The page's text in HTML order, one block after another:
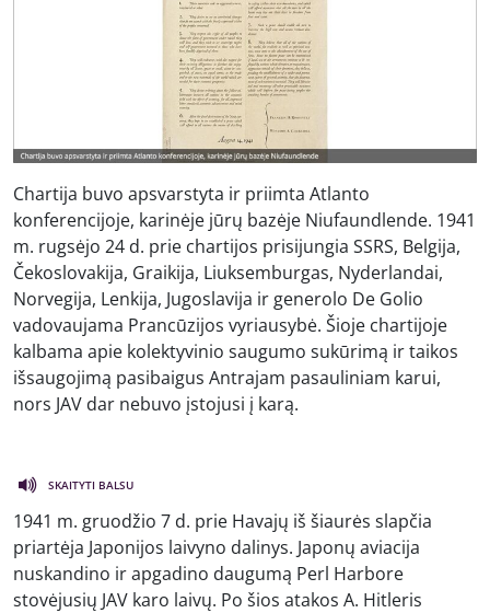
Chartija buvo apsvarstyta ir priimta Atlanto
konferencijoje, karinėje jūrų bazėje Niufaundlende. 1941
m. rugsėjo 24 d. prie chartijos prisijungia SSRS, Belgija,
Čekoslovakija, Graikija, Liuksemburgas, Nyderlandai,
Norvegija, Lenkija, Jugoslavija ir generolo De Golio
vadovaujama Prancūzijos vyriausybė. Šioje chartijoje
kalbama apie kolektyvinio saugumo sukūrimą ir taikos
išsaugojimą pasibaigus Antrajam pasauliniam karui,
nors JAV dar nebuvo įstojusi į karą.
SKAITYTI BALSU
1941 m. gruodžio 7 d. prie Havajų iš šiaurės slapčia
priartėja Japonijos laivyno dalinys. Japonų aviacija
nuskandino ir apgadino daugumą Perl Harbore
stovėjusių JAV karo laivų. Po šios atakos A. Hitleris